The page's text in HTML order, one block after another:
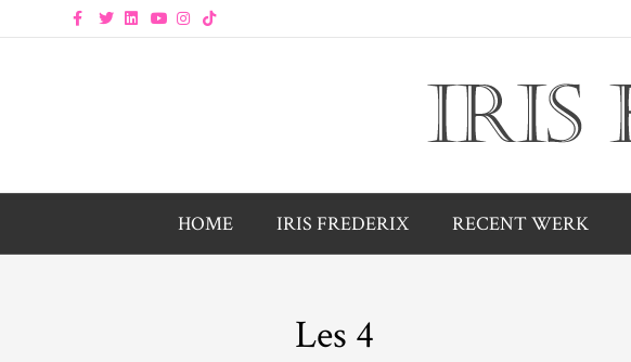
Facebook
TwitterLinkedinYoutubeInstagram
Tiktok
HOME IRIS FREDERIX RECENT WERK
Les 4